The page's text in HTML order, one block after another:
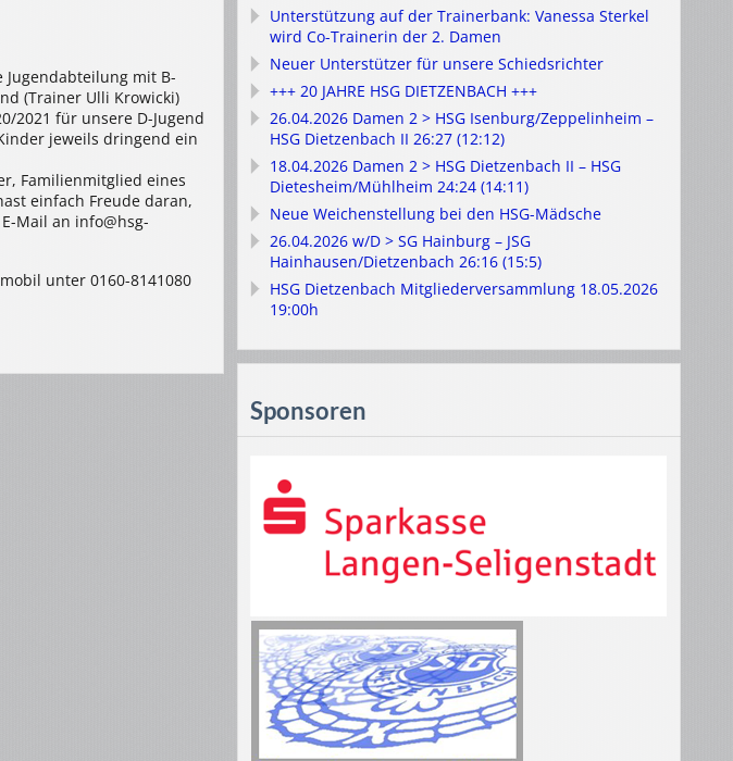
Jugendabteilung mit B-
(Trainer Ulli Krowicki)
2021 für unsere D-Jugend
jeweils dringend ein
Familienmitglied eines
einfach Freude daran,
Mail an info@hsg-
unter 0160-8141080
Unterstützung auf der Trainerbank: Vanessa Sterkel
wird Co-Trainerin der 2. Damen
Neuer Unterstützer für unsere Schiedsrichter
+++ 20 JAHRE HSG DIETZENBACH +++
26.04.2026 Damen 2 > HSG Isenburg/Zeppelinheim –
HSG Dietzenbach II 26:27 (12:12)
18.04.2026 Damen 2 > HSG Dietzenbach II – HSG
Dietesheim/Mühlheim 24:24 (14:11)
Neue Weichenstellung bei den HSG-Mädsche
26.04.2026 w/D > SG Hainburg – JSG
Hainhausen/Dietzenbach 26:16 (15:5)
HSG Dietzenbach Mitgliederversammlung 18.05.2026
19:00h
Sponsoren